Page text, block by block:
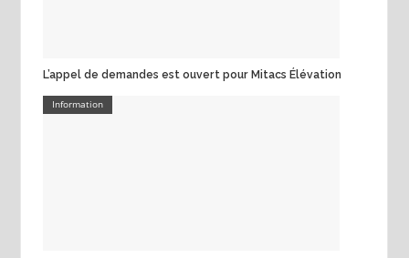
L’appel de demandes est ouvert pour Mitacs Élévation
Information